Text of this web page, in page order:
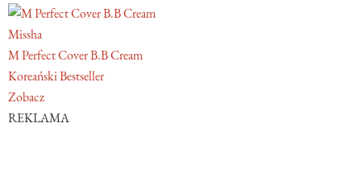
Missha
M Perfect Cover B.B Cream
Koreański Bestseller
Zobacz
REKLAMA